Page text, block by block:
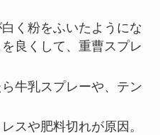
く粉をふいたようにな
良くして、重曹スプレ
牛乳スプレーや、テン
レスや肥料切れが原因。